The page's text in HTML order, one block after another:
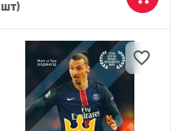
шт)